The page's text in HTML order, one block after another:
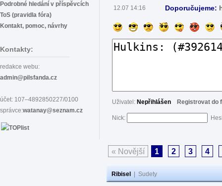
Podrobné hledání v příspěvcích
ToS (pravidla fóra)
Kontakt, pomoc, návrhy
Kontakty:
redakce webu:
admin@pilsfanda.cz
účet: 107–4892850227/0100
správce:watanay@seznam.cz
12.07 14:16 Doporučujeme:
Uživatel: Nepřihlášen Registrovat do
Nick:
« Novější 1 2 3 4
Ribisel Sudety